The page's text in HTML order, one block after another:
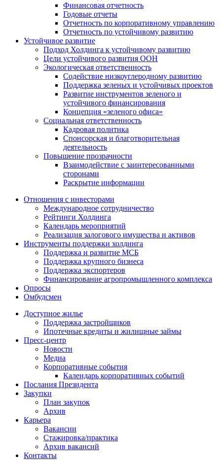
Финансовая отчетность
Годовые отчеты
Отчетность по корпоративному управлению
Отчетность по устойчивому развитию
Устойчивое развитие
Подход Холдинга к устойчивому развитию
Цели устойчивого развития ООН
Экологическая ответственность
Содействие низкоуглеродному развитию
Поддержка зеленых и устойчивых проектов
Развитие инструментов зеленого и
устойчивого финансирования
Концепция «зеленого офиса»
Социальная ответственность
Кадровая политика
Спонсорская и благотворительная
деятельность
Повышение прозрачности
Взаимодействие с заинтересованными
сторонами
Раскрытие информации
Отношения с инвесторами
Международное сотрудничество
Рейтинги Холдинга
Календарь мероприятий
Реализация залогового имущества и активов
Инструменты поддержки холдинга
Поддержка и развитие МСБ
Поддержка крупного бизнеса
Поддержка экспортеров
Финансирование агропромышленного комплекса
Опросы
Омбудсмен
Доступное жилье
Поддержка застройщиков
Ипотечные кредиты и жилищные займы
Пресс-центр
Новости
Медиа
Корпоративные события
Календарь корпоративных событий
Послания Президента
Закупки
План закупок
Архив
Карьера
Вакансии
Стажировка/практика
Архив вакансий
Контакты